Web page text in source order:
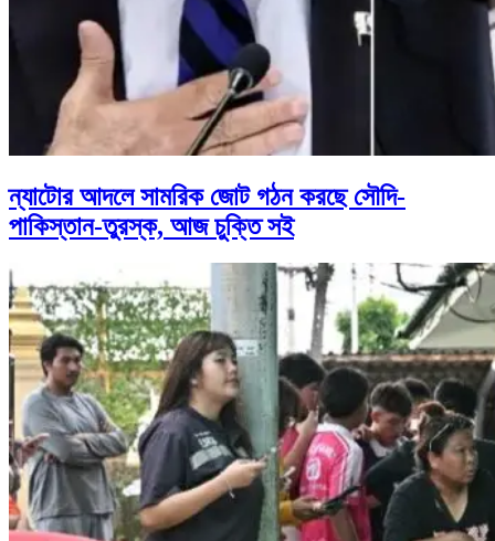
ন্যাটোর আদলে সামরিক জোট গঠন করছে সৌদি-
পাকিস্তান-তুরস্ক, আজ চুক্তি সই